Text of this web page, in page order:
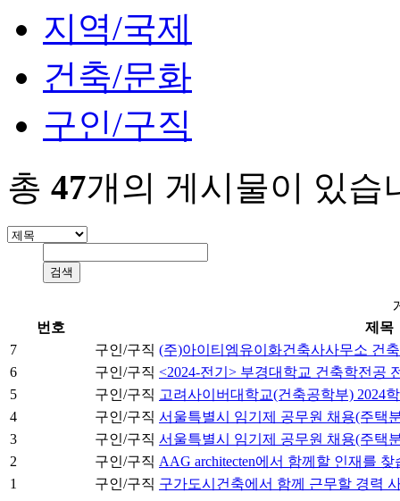
지역/국제
건축/문화
구인/구직
총 47개의 게시물이 있습
번호
제목
7
구인/구직 (주)아이티엠유이화건축사사무소 건
6
구인/구직 <2024-전기> 부경대학교 건축학전공
5
구인/구직 고려사이버대학교(건축공학부) 2024
4
구인/구직 서울특별시 임기제 공무원 채용(주택
3
구인/구직 서울특별시 임기제 공무원 채용(주택
2
구인/구직 AAG architecten에서 함께할 인재를 찾
1
구인/구직 구가도시건축에서 함께 근무할 경력